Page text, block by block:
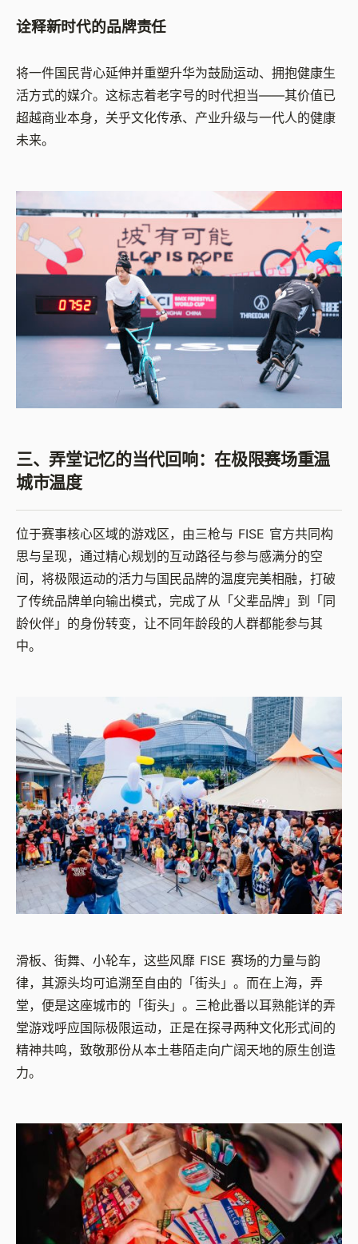
诠释新时代的品牌责任
将一件国民背心延伸并重塑升华为鼓励运动、拥抱健康生
活方式的媒介。这标志着老字号的时代担当——其价值已
超越商业本身，关乎文化传承、产业升级与一代人的健康
未来。
三、弄堂记忆的当代回响：在极限赛场重温
城市温度
位于赛事核心区域的游戏区，由三枪与 FISE 官方共同构
思与呈现，通过精心规划的互动路径与参与感满分的空
间，将极限运动的活力与国民品牌的温度完美相融，打破
了传统品牌单向输出模式，完成了从「父辈品牌」到「同
龄伙伴」的身份转变，让不同年龄段的人群都能参与其
中。
滑板、街舞、小轮车，这些风靡 FISE 赛场的力量与韵
律，其源头均可追溯至自由的「街头」。而在上海，弄
堂，便是这座城市的「街头」。三枪此番以耳熟能详的弄
堂游戏呼应国际极限运动，正是在探寻两种文化形式间的
精神共鸣，致敬那份从本土巷陌走向广阔天地的原生创造
力。